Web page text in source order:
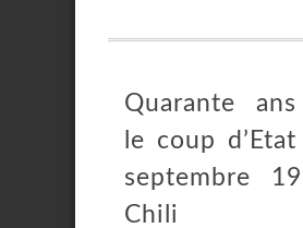
Quarante
le coup
septembre
Chili